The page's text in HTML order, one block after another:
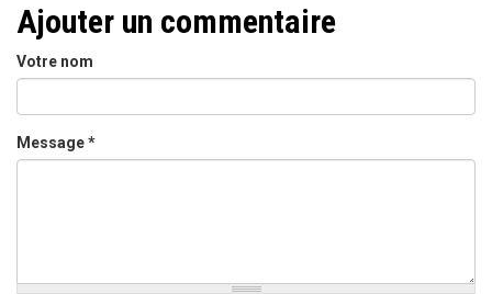
Ajouter un commentaire
Votre nom
Message*